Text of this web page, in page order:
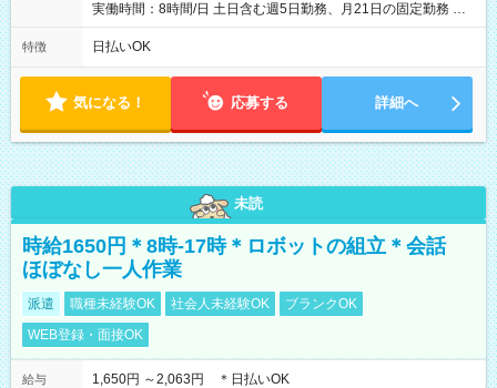
実働時間：8時間/日 土日含む週5日勤務、月21日の固定勤務 ※
実働8h/休憩1h勤務、残業ほぼ無し（5h/月）
特徴 日払いOK
気になる！ 応募する 詳細へ
未読
時給1650円＊8時-17時＊ロボットの組立＊会話
ほぼなし一人作業
派遣 職種未経験OK 社会人未経験OK
ブランクOK
WEB登録・面接OK
給与
1,650円 ～2,063円 ＊日払いOK